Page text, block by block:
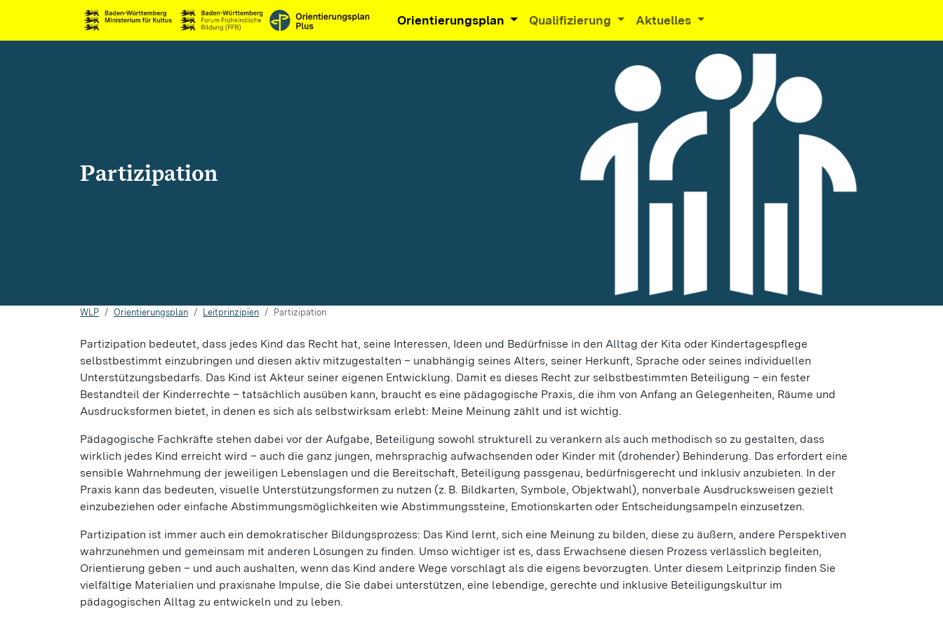
Orientierungsplan Qualifizierung Aktuelles
Partizipation
WLP Orientierungsplan Leitprinzipien Partizipation
Partizipation bedeutet, dass jedes Kind das Recht hat, seine Interessen, Ideen und Bedürfnisse in den Alltag der Kita oder Kindertagespflege
selbstbestimmt einzubringen und diesen aktiv mitzugestalten – unabhängig seines Alters, seiner Herkunft, Sprache oder seines individuellen
Unterstützungsbedarfs. Das Kind ist Akteur seiner eigenen Entwicklung. Damit es dieses Recht zur selbstbestimmten Beteiligung – ein fester
Bestandteil der Kinderrechte – tatsächlich ausüben kann, braucht es eine pädagogische Praxis, die ihm von Anfang an Gelegenheiten, Räume und
Ausdrucksformen bietet, in denen es sich als selbstwirksam erlebt: Meine Meinung zählt und ist wichtig.
Pädagogische Fachkräfte stehen dabei vor der Aufgabe, Beteiligung sowohl strukturell zu verankern als auch methodisch so zu gestalten, dass
wirklich jedes Kind erreicht wird – auch die ganz jungen, mehrsprachig aufwachsenden oder Kinder mit (drohender) Behinderung. Das erfordert eine
sensible Wahrnehmung der jeweiligen Lebenslagen und die Bereitschaft, Beteiligung passgenau, bedürfnisgerecht und inklusiv anzubieten. In der
Praxis kann das bedeuten, visuelle Unterstützungsformen zu nutzen (z. B. Bildkarten, Symbole, Objektwahl), nonverbale Ausdrucksweisen gezielt
einzubeziehen oder einfache Abstimmungsmöglichkeiten wie Abstimmungssteine, Emotionskarten oder Entscheidungsampeln einzusetzen.
Partizipation ist immer auch ein demokratischer Bildungsprozess: Das Kind lernt, sich eine Meinung zu bilden, diese zu äußern, andere Perspektiven
wahrzunehmen und gemeinsam mit anderen Lösungen zu finden. Umso wichtiger ist es, dass Erwachsene diesen Prozess verlässlich begleiten,
Orientierung geben – und auch aushalten, wenn das Kind andere Wege vorschlägt als die eigens bevorzugten. Unter diesem Leitprinzip finden Sie
vielfältige Materialien und praxisnahe Impulse, die Sie dabei unterstützen, eine lebendige, gerechte und inklusive Beteiligungskultur im
pädagogischen Alltag zu entwickeln und zu leben.